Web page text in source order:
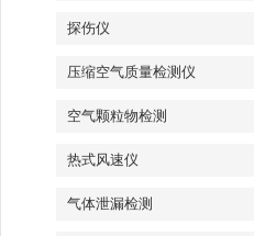
探伤仪
压缩空气质量检测仪
空气颗粒物检测
热式风速仪
气体泄漏检测